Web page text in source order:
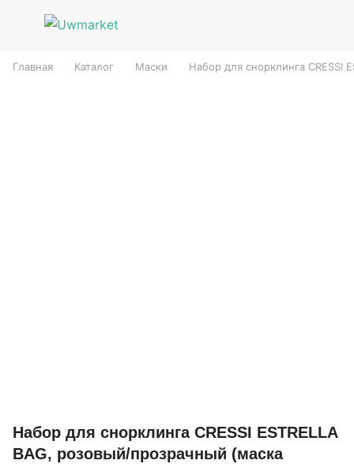
Главная Каталог Маски Набор для снорклинга CRESSI
Набор для снорклинга CRESSI ESTRELLA
BAG, розовый/прозрачный (маска